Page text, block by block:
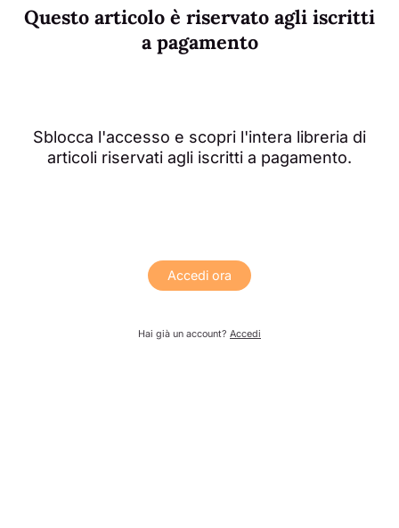
Questo articolo è riservato agli iscritti
a pagamento
Sblocca l'accesso e scopri l'intera libreria di
articoli riservati agli iscritti a pagamento.
Accedi ora
Hai già un account? Accedi